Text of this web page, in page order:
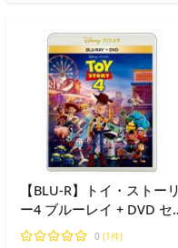
【BLU-R】トイ・ストーリ
ー4 ブルーレイ + DVD セ
ット(Blu-ray Disc+DVD)
0 (1件)